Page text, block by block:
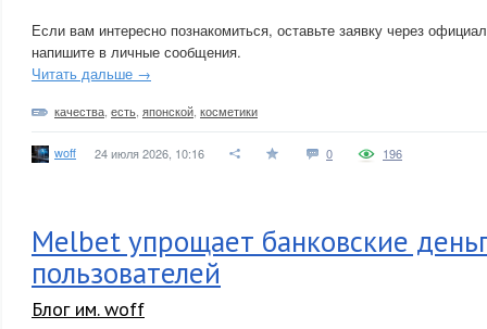
Если вам интересно познакомиться, оставьте заявку через
напишите в личные сообщения.
Читать дальше →
качества есть японской косметики
woff 24 июля 2026, 10:16 0 196
Melbet упрощает банковские
пользователей
Блог им. woff